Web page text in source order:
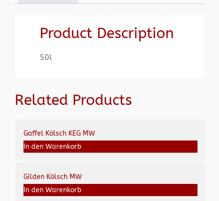
Product Description
50l
Related Products
Gaffel Kölsch KEG MW
In den Warenkorb
Gilden Kölsch MW
In den Warenkorb